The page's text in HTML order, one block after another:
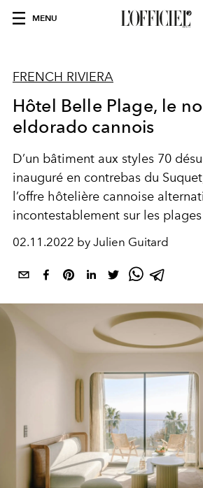
MENU
FRENCH RIVIERA
Hôtel Belle Plage, le
eldorado cannois
D’un bâtiment aux styles 70
inauguré en contrebas du
l’offre hôtelière cannoise
incontestablement sur les
02.11.2022 by Julien Guitard